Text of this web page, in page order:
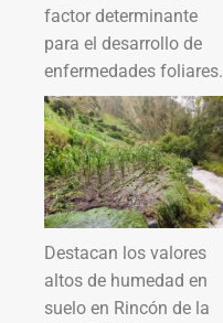
factor determinante
para el desarrollo de
enfermedades foliares.
Destacan los valores
altos de humedad en
suelo en Rincón de la